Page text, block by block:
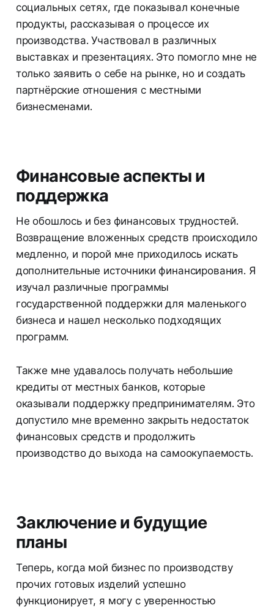
социальных сетях, где показывал конечные
продукты, рассказывая о процессе их
производства. Участвовал в различных
выставках и презентациях. Это помогло мне не
только заявить о себе на рынке, но и создать
партнёрские отношения с местными
бизнесменами.
Финансовые аспекты и
поддержка
Не обошлось и без финансовых трудностей.
Возвращение вложенных средств происходило
медленно, и порой мне приходилось искать
дополнительные источники финансирования. Я
изучал различные программы
государственной поддержки для маленького
бизнеса и нашел несколько подходящих
программ.
Также мне удавалось получать небольшие
кредиты от местных банков, которые
оказывали поддержку предпринимателям. Это
допустило мне временно закрыть недостаток
финансовых средств и продолжить
производство до выхода на самоокупаемость.
Заключение и будущие
планы
Теперь, когда мой бизнес по производству
прочих готовых изделий успешно
функционирует, я могу с уверенностью